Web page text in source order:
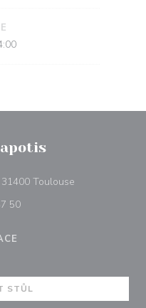
Toulouse
50
STŮL